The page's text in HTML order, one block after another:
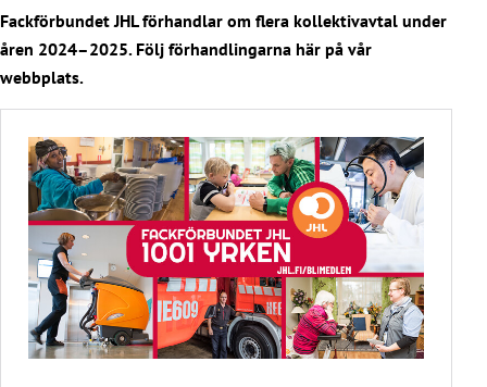
Fackförbundet JHL förhandlar om flera kollektivavtal under
åren 2024–2025. Följ förhandlingarna här på vår
webbplats.